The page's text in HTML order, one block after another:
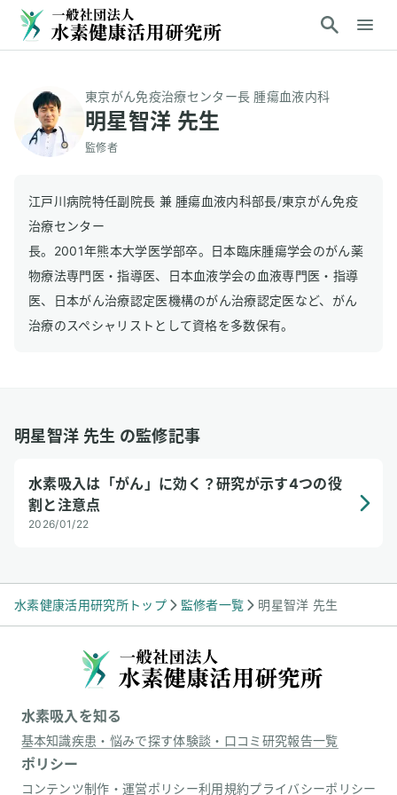
東京がん免疫治療センター長 腫瘍血液内科
明星智洋 先生
監修者
江戸川病院特任副院長 兼 腫瘍血液内科部長/東京がん免疫
治療センター
長。2001年熊本大学医学部卒。日本臨床腫瘍学会のがん薬
物療法専門医・指導医、日本血液学会の血液専門医・指導
医、日本がん治療認定医機構のがん治療認定医など、がん
治療のスペシャリストとして資格を多数保有。
明星智洋 先生 の監修記事
水素吸入は「がん」に効く？研究が示す4つの役
割と注意点
2026/01/22
水素健康活用研究所トップ 監修者一覧 明星智洋 先生
水素吸入を知る
基本知識疾患・悩みで探す体験談・口コミ 研究報告一覧
ポリシー
コンテンツ制作・運営ポリシー利用規約プライバシーポリシー